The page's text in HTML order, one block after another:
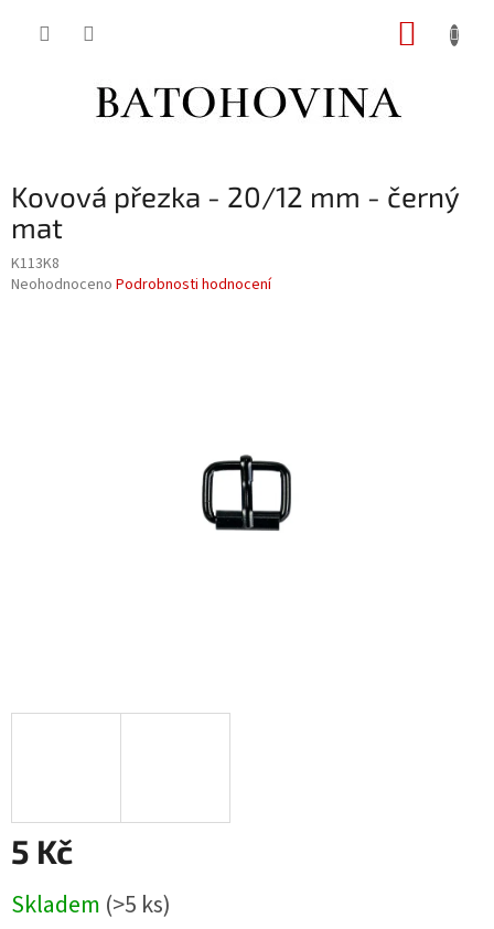
Kovová přezka - 20/12 mm - černý
mat
K113K8
Průměrné
Neohodnoceno Podrobnosti hodnocení
5 Kč
cena:
Skladem (>5 ks)